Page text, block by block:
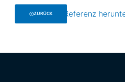
ZURÜCK Referenz